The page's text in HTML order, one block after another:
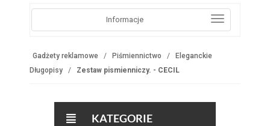
Informacje
Gadżety reklamowe Piśmiennictwo
Eleganckie
Długopisy
Zestaw pismienniczy. - CECIL
KATEGORIE